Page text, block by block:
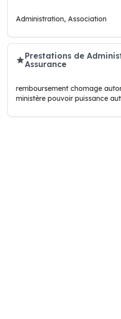
Administration, Association
Prestations de
Assurance
remboursement chomage
ministère pouvoir puissance